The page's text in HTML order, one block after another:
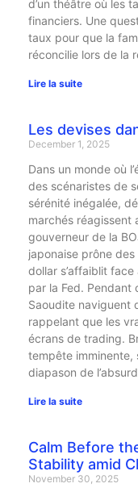
d’un théâtre où les
financiers. Une
taux pour que la
réconcilie lors de la
Lire la suite
Les devises
December 1, 2025
Dans un monde où
des scénaristes de
sérénité inégalée,
marchés réagissent
gouverneur de la
japonaise prône
dollar s’affaiblit
par la Fed. Pendant
Saoudite naviguent
rappelant que les
écrans de trading.
tempête imminente,
diapason de
Lire la suite
Calm Before
Stability amid
November 30, 2025